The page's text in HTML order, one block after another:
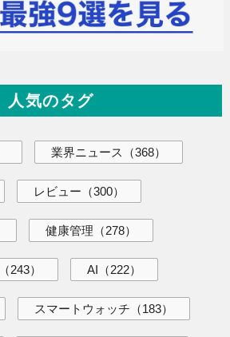
人気のタグ
業界ニュース （368）
レビュー （300）
健康管理 （278）
（243） AI （222）
スマートウォッチ （183）